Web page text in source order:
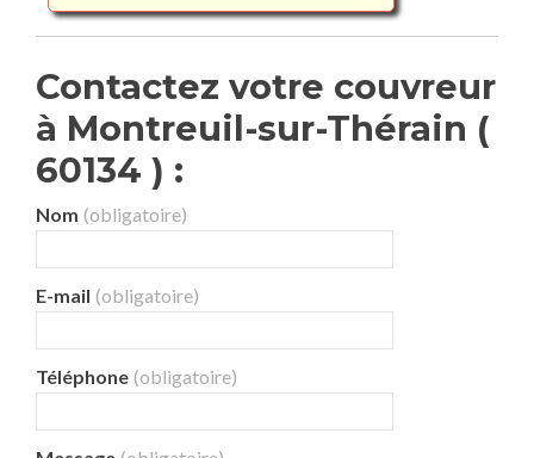
Contactez votre couvreur
à Montreuil-sur-Thérain (
60134 ) :
Nom (obligatoire)
E-mail (obligatoire)
Téléphone (obligatoire)